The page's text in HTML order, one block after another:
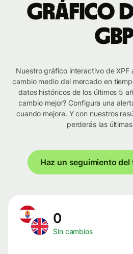
Gráfico
Nuestro gráfico interactivo de XPF
cambio medio del mercado en
datos históricos de los últimos 5
cambio mejor? Configura una
cuando mejore. Y con nuestros
perderás las
Haz un seguimiento del
0
Sin cambios